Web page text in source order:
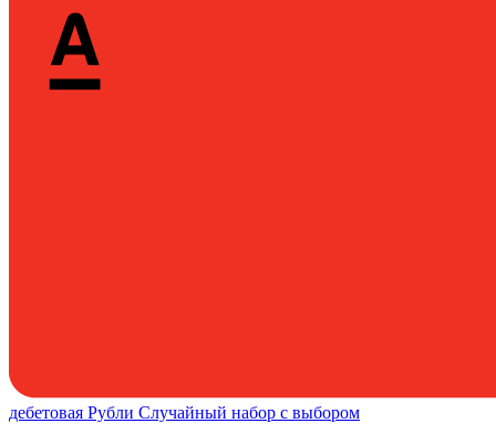
дебетовая Рубли Случайный набор с выбором